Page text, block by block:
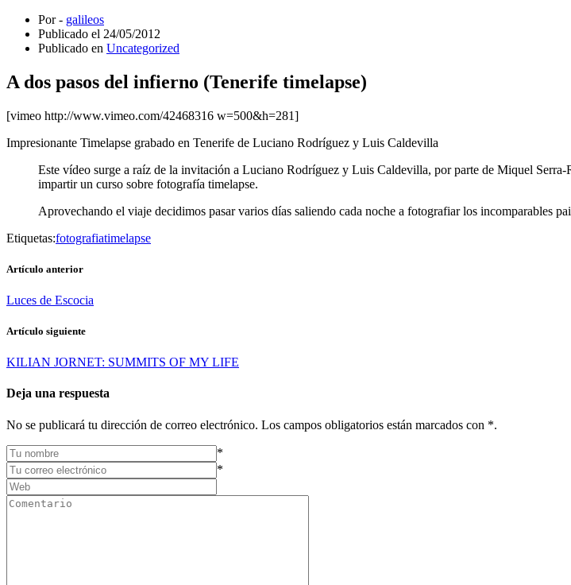
Por - galileos
Publicado el 24/05/2012
Publicado en Uncategorized
A dos pasos del infierno (Tenerife timelapse)
[vimeo http://www.vimeo.com/42468316 w=500&h=281]
Impresionante Timelapse grabado en Tenerife de Luciano Rodríguez y Luis Caldevilla
Este vídeo surge a raíz de la invitación a Luciano Rodríguez y Luis Caldevilla, por parte de Miquel
impartir un curso sobre fotografía timelapse.
Aprovechando el viaje decidimos pasar varios días saliendo cada noche a fotografiar los incomparables
Etiquetas:fotografiatimelapse
Artículo anterior
Luces de Escocia
Artículo siguiente
KILIAN JORNET: SUMMITS OF MY LIFE
Deja una respuesta
No se publicará tu dirección de correo electrónico. Los campos obligatorios están marcados con *.
*
*